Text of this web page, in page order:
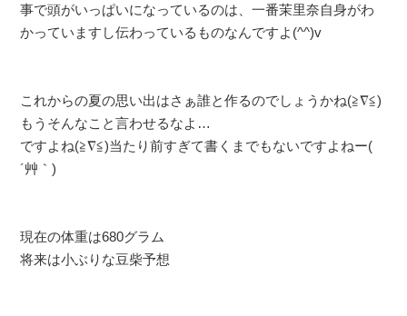
事で頭がいっぱいになっているのは、一番茉里奈自身がわ
かっていますし伝わっているものなんですよ(^^)v
これからの夏の思い出はさぁ誰と作るのでしょうかね(≧∇≦)
もうそんなこと言わせるなよ…
ですよね(≧∇≦)当たり前すぎて書くまでもないですよねー(
´艸｀)
現在の体重は680グラム
将来は小ぶりな豆柴予想